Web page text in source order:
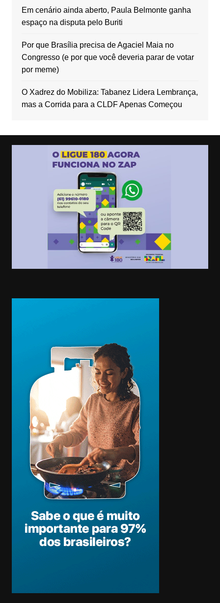
Em cenário ainda aberto, Paula Belmonte ganha
espaço na disputa pelo Buriti
Por que Brasília precisa de Agaciel Maia no
Congresso (e por que você deveria parar de votar
por meme)
O Xadrez do Mobiliza: Tabanez Lidera Lembrança,
mas a Corrida para a CLDF Apenas Começou